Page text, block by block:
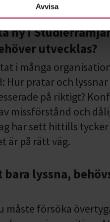
Avvisa
ny i
utvecklas?
i många
Hur pratar och
på riktigt?
missförstånd och
har sett hittills tycker
är på rätt väg.
bara lyssna,
måste försöka